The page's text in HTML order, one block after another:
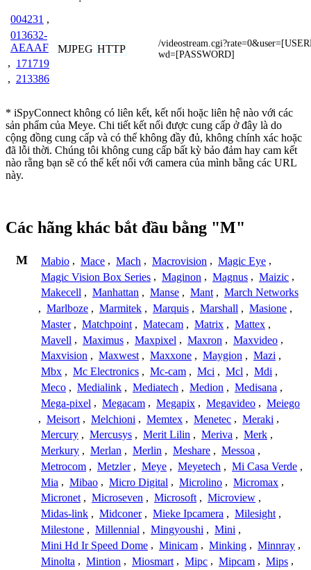
004231 ,
013632-
AEAAF
, 171719
, 213386
MJPEG HTTP
/
wd=[PASSWORD]
* iSpyConnect không có liên kết, kết nối hoặc liên hệ nào với các
sản phẩm của Meye. Chi tiết kết nối được cung cấp ở đây là do
cộng đồng cung cấp và có thể không đầy đủ, không chính xác hoặc
đã lỗi thời. Chúng tôi không cung cấp bất kỳ bảo đảm hay cam kết
nào rằng bạn sẽ có thể kết nối với camera của mình bằng các URL
này.
Các hãng khác bắt đầu bằng "M"
M Mabio , Mace , Mach , Macrovision , Magic Eye ,
Magic Vision Box Series , Maginon , Magnus , Maizic ,
Makecell , Manhattan , Manse , Mant , March Networks
, Marlboze , Marmitek , Marquis , Marshall , Masione ,
Master , Matchpoint , Matecam , Matrix , Mattex ,
Mavell , Maximus , Maxpixel , Maxron , Maxvideo ,
Maxvision , Maxwest , Maxxone , Maygion , Mazi ,
Mbx , Mc Electronics , Mc-cam , Mci , Mcl , Mdi ,
Meco , Medialink , Mediatech , Medion , Medisana ,
Mega-pixel , Megacam , Megapix , Megavideo , Meiego
, Meisort , Melchioni , Memtex , Menetec , Meraki ,
Mercury , Mercusys , Merit Lilin , Meriva , Merk ,
Merkury , Merlan , Merlin , Meshare , Messoa ,
Metrocom , Metzler , Meye , Meyetech , Mi Casa Verde ,
Mia , Mibao , Micro Digital , Microlino , Micromax ,
Micronet , Microseven , Microsoft , Microview ,
Midas-link , Midconer , Mieke Ipcamera , Milesight ,
Milestone , Millennial , Mingyoushi , Mini ,
Mini Hd Ir Speed Dome , Minicam , Minking , Minnray ,
Minolta , Mintion , Miosmart , Mipc , Mipcam , Mips ,